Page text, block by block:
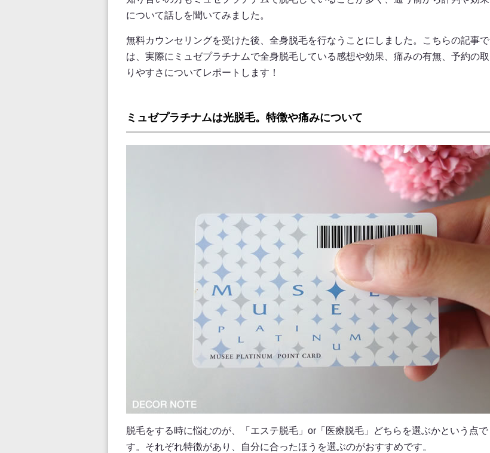
について話しを聞いてみました。
無料カウンセリングを受けた後、全身脱毛を行なうことにしました。こちらの記事で
は、実際にミュゼプラチナムで全身脱毛している感想や効果、痛みの有無、予約の取
りやすさについてレポートします！
ミュゼプラチナムは光脱毛。特徴や痛みについて
脱毛をする時に悩むのが、「エステ脱毛」or「医療脱毛」どちらを選ぶかという点で
す。それぞれ特徴があり、自分に合ったほうを選ぶのがおすすめです。